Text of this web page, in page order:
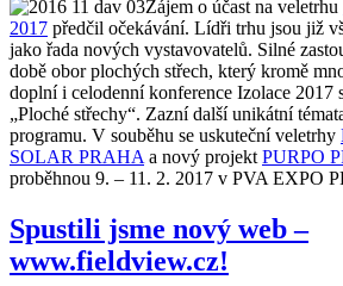
Zájem o účast na veletrhu
2017 předčil očekávání. Lídři trhu jsou již
jako řada nových vystavovatelů. Silné
době obor plochých střech, který kromě
doplní i celodenní konference Izolace 2017
„Ploché střechy“. Zazní další unikátní
programu. V souběhu se uskuteční veletrhy
SOLAR PRAHAa nový projektPURPO
proběhnou 9. – 11. 2. 2017 v PVA EXPO
Spustili jsme nový web –
www.fieldview.cz!